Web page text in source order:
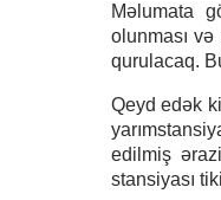
Məlumata
olunması
qurulacaq.
Qeyd edək
edilmiş
stansiyası